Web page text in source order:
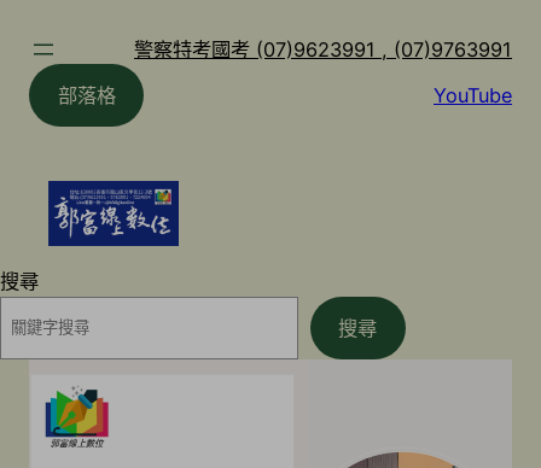
警察特考國考 (07)9623991 , (07)9763991
部落格
YouTube
搜尋
搜尋